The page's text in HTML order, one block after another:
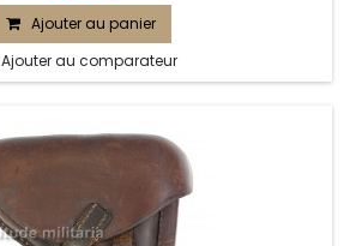
Ajouter au panier
Ajouter au comparateur